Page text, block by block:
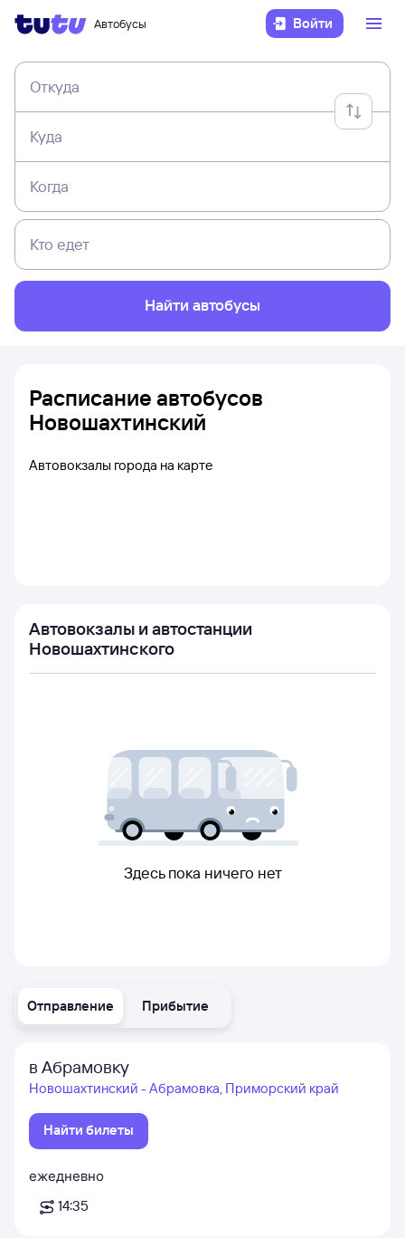
Автобусы Войти
Откуда
Куда
Когда
Кто едет
Найти автобусы
Отправление Прибытие
в Абрамовку
Новошахтинский - Абрамовка, Приморский край
Найти билеты
ежедневно
14:35
Расписание автобусов
Новошахтинский
Автовокзалы города на карте
Автовокзалы и автостанции
Новошахтинского
Здесь пока ничего нет